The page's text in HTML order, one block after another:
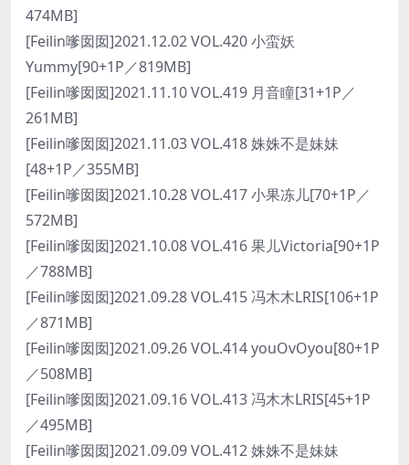
474MB]
[Feilin嗲囡囡]2021.12.02 VOL.420 小蛮妖
Yummy[90+1P／819MB]
[Feilin嗲囡囡]2021.11.10 VOL.419 月音瞳[31+1P／
261MB]
[Feilin嗲囡囡]2021.11.03 VOL.418 姝姝不是妹妹
[48+1P／355MB]
[Feilin嗲囡囡]2021.10.28 VOL.417 小果冻儿[70+1P／
572MB]
[Feilin嗲囡囡]2021.10.08 VOL.416 果儿Victoria[90+1P
／788MB]
[Feilin嗲囡囡]2021.09.28 VOL.415 冯木木LRIS[106+1P
／871MB]
[Feilin嗲囡囡]2021.09.26 VOL.414 youOvOyou[80+1P
／508MB]
[Feilin嗲囡囡]2021.09.16 VOL.413 冯木木LRIS[45+1P
／495MB]
[Feilin嗲囡囡]2021.09.09 VOL.412 姝姝不是妹妹